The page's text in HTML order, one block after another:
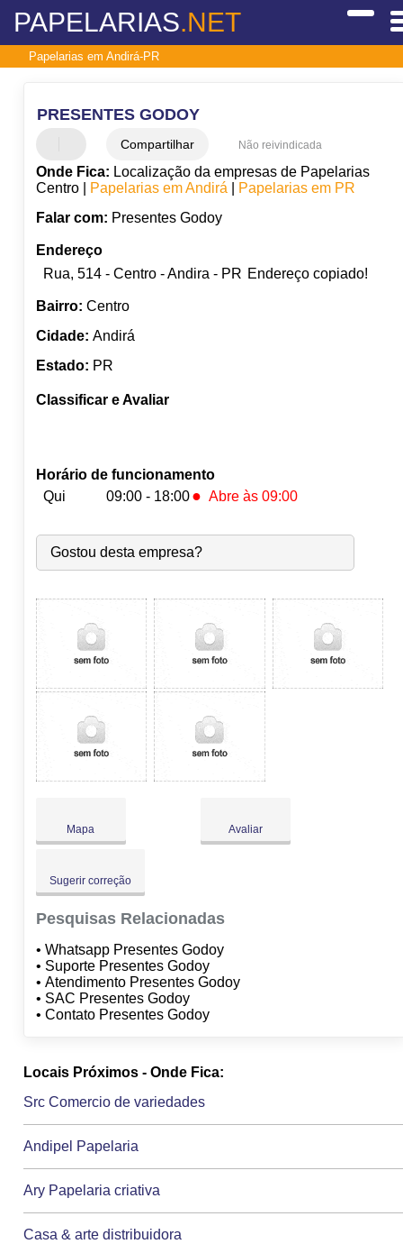
PAPELARIAS.NET
Papelarias em Andirá-PR
PRESENTES GODOY
Compartilhar Não reivindicada
Onde Fica: Localização da empresas de Papelarias
Centro |
Papelarias em Andirá|
Papelarias em PR
Falar com: Presentes Godoy
Endereço
Rua, 514 - Centro - Andira - PR Endereço copiado!
Bairro: Centro
Cidade: Andirá
Estado: PR
Classificar e Avaliar
Horário de funcionamento
Qui
09:00 - 18:00 ● Abre às 09:00
Seg: 09:00-18:00
Ter:
09:00-18:00
Qua:
09:00-18:00
Qui:
09:00- 18:00 ●Abre às 09:00
- 18:00
Sáb:
Fechado
Dom:
Fechado
Gostou desta empresa?
Mapa Avaliar
Sugerir correção
Pesquisas Relacionadas
• Whatsapp Presentes Godoy
• Suporte Presentes Godoy
• Atendimento Presentes Godoy
• SAC Presentes Godoy
• Contato Presentes Godoy
Locais Próximos - Onde Fica:
Src Comercio de variedades
Andipel Papelaria
Ary Papelaria criativa
Casa & arte distribuidora